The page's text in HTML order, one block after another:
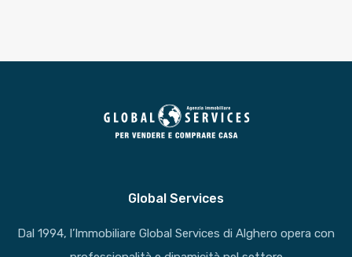
Global Services
Dal 1994, l’Immobiliare Global Services di Alghero opera con